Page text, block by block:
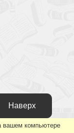
вашем компьютере
Наверх